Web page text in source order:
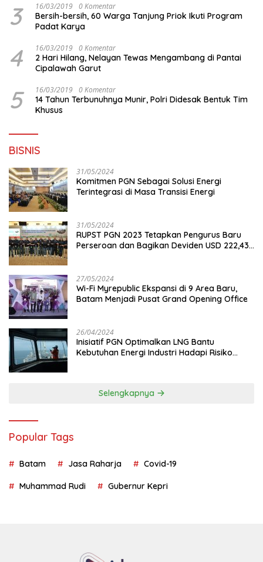
3 16/03/2019 0 Komentar
Bersih-bersih, 60 Warga Tanjung Priok Ikuti Program
Padat Karya
4 16/03/2019 0 Komentar
2 Hari Hilang, Nelayan Tewas Mengambang di Pantai
Cipalawah Garut
5 16/03/2019 0 Komentar
14 Tahun Terbunuhnya Munir, Polri Didesak Bentuk Tim
Khusus
BISNIS
31/05/2024
Komitmen PGN Sebagai Solusi Energi
Terintegrasi di Masa Transisi Energi
31/05/2024
RUPST PGN 2023 Tetapkan Pengurus Baru
Perseroan dan Bagikan Deviden USD 222,43
27/05/2024
Wi-Fi Myrepublic Ekspansi di 9 Area Baru,
Batam Menjadi Pusat Grand Opening Office
26/04/2024
Inisiatif PGN Optimalkan LNG Bantu
Kebutuhan Energi Industri Hadapi Risiko
Selengkapnya
Popular Tags
Batam Jasa Raharja Covid-19
Muhammad Rudi Gubernur Kepri